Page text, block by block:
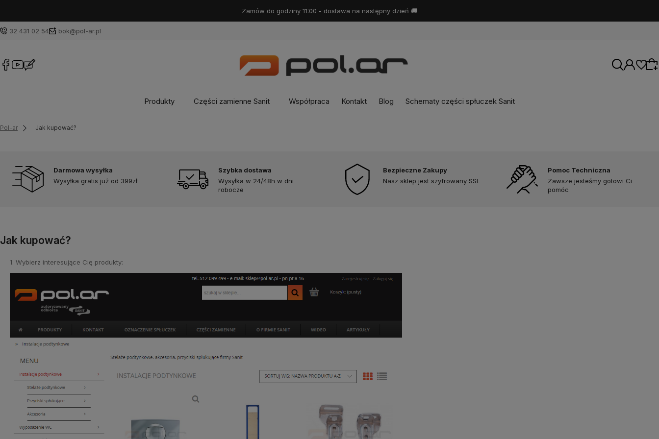
Darmowa dostawa od399zł
32 431 02 54 bok@pol-ar.pl
Produkty Części zamienne Sanit Współpraca Kontakt Blog Schematy części spłuczek Sanit
Pol-ar Jak kupować?
Darmowa wysyłka
Wysyłka gratis już od 399zł
Szybka dostawa
Wysyłka w 24/48h w dni
robocze
Bezpieczne Zakupy
Nasz sklep jest szyfrowany SSL
Pomoc Techniczna
Zawsze jesteśmy gotowi Ci
pomóc
Jak kupować?
1. Wybierz interesujące Cię produkty: